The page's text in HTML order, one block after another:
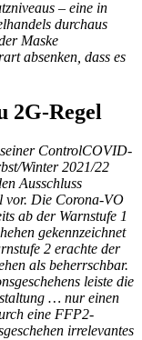
– eine in
durchaus
Maske
absenken, dass es
2G-Regel
ControlCOVID-
Winter 2021/22
Ausschluss
vor. Die Corona-VO
ab der Warnstufe 1
gekennzeichnet
2 erachte der
als beherrschbar.
leiste die
… nur einen
eine FFP2-
irrelevantes